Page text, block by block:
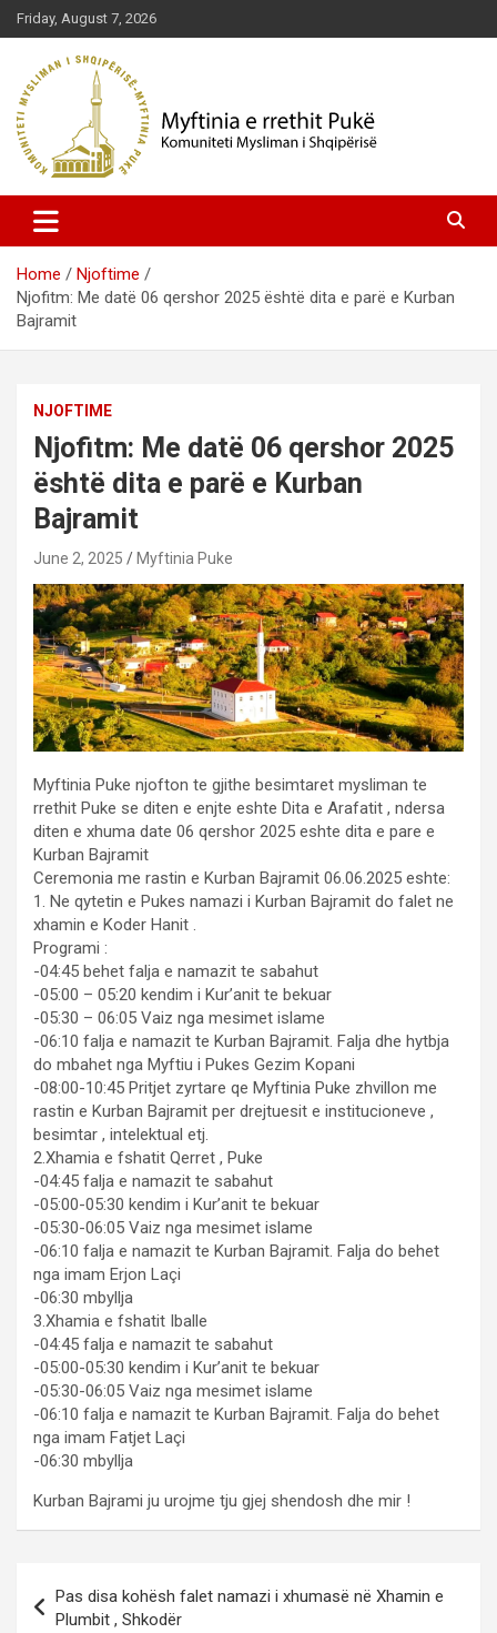
Skip
to
content
Friday, August 7, 2026
Myftinia Pukë | Faqja Zyrtare
Home
Njoftime
Njofitm: Me datë 06 qershor 2025 është dita e parë e Kurban
Bajramit
NJOFTIME
Njofitm: Me datë 06 qershor 2025
është dita e parë e Kurban
Bajramit
June 2, 2025 Myftinia Puke
Myftinia Puke njofton te gjithe besimtaret mysliman te
rrethit Puke se diten e enjte eshte Dita e Arafatit , ndersa
diten e xhuma date 06 qershor 2025 eshte dita e pare e
Kurban Bajramit
Ceremonia me rastin e Kurban Bajramit 06.06.2025 eshte:
1. Ne qytetin e Pukes namazi i Kurban Bajramit do falet ne
xhamin e Koder Hanit .
Programi :
-04:45 behet falja e namazit te sabahut
-05:00 – 05:20 kendim i Kur’anit te bekuar
-05:30 – 06:05 Vaiz nga mesimet islame
-06:10 falja e namazit te Kurban Bajramit. Falja dhe hytbja
do mbahet nga Myftiu i Pukes Gezim Kopani
-08:00-10:45 Pritjet zyrtare qe Myftinia Puke zhvillon me
rastin e Kurban Bajramit per drejtuesit e institucioneve ,
besimtar , intelektual etj.
2.Xhamia e fshatit Qerret , Puke
-04:45 falja e namazit te sabahut
-05:00-05:30 kendim i Kur’anit te bekuar
-05:30-06:05 Vaiz nga mesimet islame
-06:10 falja e namazit te Kurban Bajramit. Falja do behet
nga imam Erjon Laçi
-06:30 mbyllja
3.Xhamia e fshatit Iballe
-04:45 falja e namazit te sabahut
-05:00-05:30 kendim i Kur’anit te bekuar
-05:30-06:05 Vaiz nga mesimet islame
-06:10 falja e namazit te Kurban Bajramit. Falja do behet
nga imam Fatjet Laçi
-06:30 mbyllja
Kurban Bajrami ju urojme tju gjej shendosh dhe mir !
navigation
Pas disa kohësh falet namazi i xhumasë në Xhamin e
Plumbit , Shkodër